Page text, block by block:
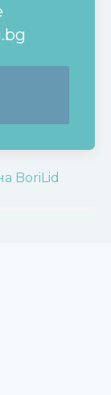
BoriLid